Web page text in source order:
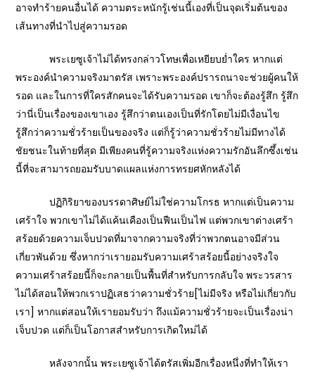
อาจทำร้ายคนอื่นได้ ความตระหนักรู้เช่นนี้เองที่เป็นจุดเริ่มต้นของ
เส้นทางที่นำไปสู่ความรอด
พระเยซูเจ้าไม่ได้ทรงกล่าวโทษเพื่อเหยียบย่ำใคร หากแต่
พระองค์นำความจริงมาตรัส เพราะพระองค์ปรารถนาจะช่วยผู้คนให้
รอด และในการที่ใครสักคนจะได้รับความรอด เขาก็จะต้องรู้สึก รู้สึก
ว่านี่เป็นเรื่องของเขาเอง รู้สึกว่าตนเองเป็นที่รักโดยไม่มีเงื่อนไข
รู้สึกว่าความชั่วร้ายเป็นของจริง แต่ก็รู้ว่าความชั่วร้ายไม่มีทางได้
ชัยชนะในท้ายที่สุด มีเพียงคนที่รู้ความจริงแห่งความรักอันลึกซึ้งเช่น
นี้ที่จะสามารถยอมรับบาดแผลแห่งการทรยศหักหลังได้
ปฏิกิริยาของบรรดาศิษย์ไม่ใช่ความโกรธ หากแต่เป็นความ
เศร้าใจ พวกเขาไม่ได้แค้นเคืองเป็นฟืนเป็นไฟ แต่พวกเขาต่างเศร้า
สร้อยด้วยความเจ็บปวดที่มาจากความจริงที่ว่าพวกตนอาจมีส่วน
เกี่ยวพันด้วย ซึ่งหากว่าเรายอมรับความเศร้าสร้อยนี้อย่างจริงใจ
ความเศร้าสร้อยนี้ก็จะกลายเป็นพื้นที่สำหรับการกลับใจ พระวรสาร
ไม่ได้สอนให้พวกเราปฏิเสธว่าความชั่วร้าย[ไม่มีจริง หรือไม่เกี่ยวกับ
เรา] หากแต่สอนให้เรายอมรับว่า ถึงแม้ความชั่วร้ายจะเป็นเรื่องน่า
เจ็บปวด แต่ก็เป็นโอกาสสำหรับการเกิดใหม่ได้
หลังจากนั้น พระเยซูเจ้าได้ตรัสเพิ่มอีกเรื่องหนึ่งที่ทำให้เรา